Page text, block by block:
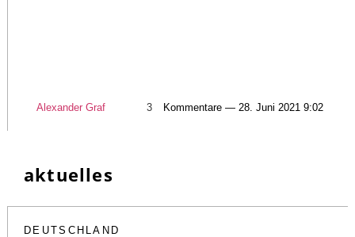
Alexander Graf 3 Kommentare — 28. Juni 2021 9:02
aktuelles
DEUTSCHLAND